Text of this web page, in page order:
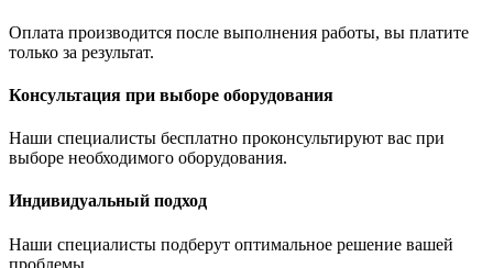
Оплата производится после выполнения работы, вы платите
только за результат.
Консультация при выборе оборудования
Наши специалисты бесплатно проконсультируют вас при
выборе необходимого оборудования.
Индивидуальный подход
Наши специалисты подберут оптимальное решение вашей
проблемы.